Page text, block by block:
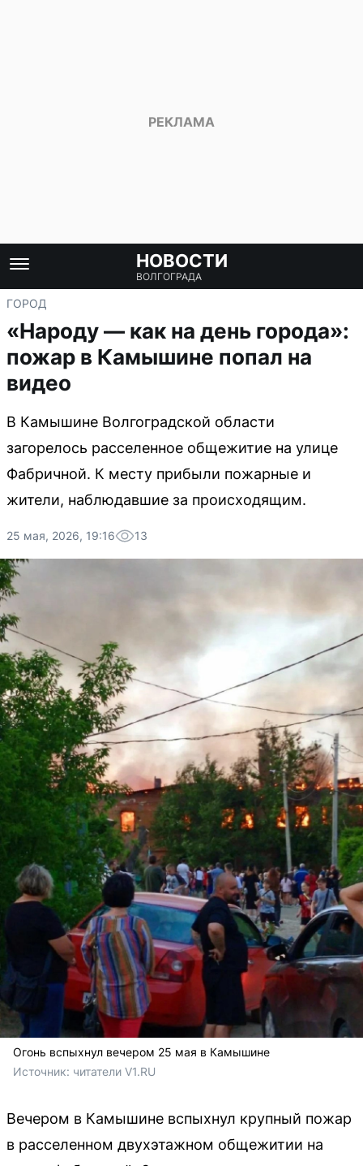
НОВОСТИ
ВОЛГОГРАДА
ГОРОД
«Народу — как на день города»:
пожар в Камышине попал на
видео
В Камышине Волгоградской области
загорелось расселенное общежитие на улице
Фабричной. К месту прибыли пожарные и
жители, наблюдавшие за происходящим.
25 мая, 2026, 19:16 13
Огонь вспыхнул вечером 25 мая в Камышине
Источник: читатели V1.RU
Вечером в Камышине вспыхнул крупный пожар
в расселенном двухэтажном общежитии на